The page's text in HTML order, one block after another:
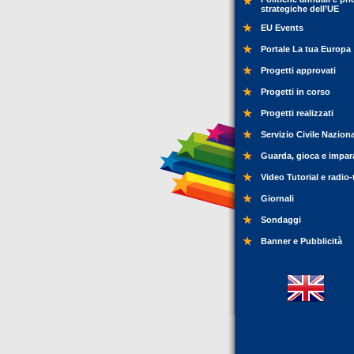
strategiche dell’UE
EU Events
Portale La tua Europa
Progetti approvati
Progetti in corso
Progetti realizzati
Servizio Civile
Guarda, gioca e
Video Tutorial e
Giornali
Sondaggi
Banner e Pubblicità